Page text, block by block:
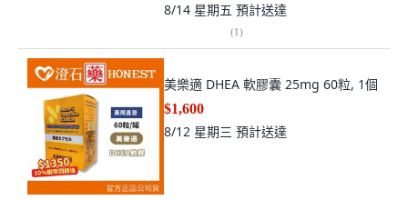
8/14 星期五 預計送達
(1)
美樂適 DHEA 軟膠囊 25mg 60粒, 1個
$1,600
8/12 星期三 預計送達